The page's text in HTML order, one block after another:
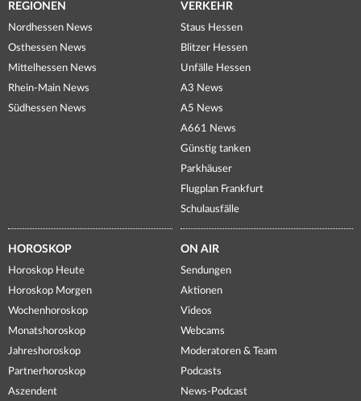
REGIONEN
Nordhessen News
Osthessen News
Mittelhessen News
Rhein-Main News
Südhessen News
VERKEHR
Staus Hessen
Blitzer Hessen
Unfälle Hessen
A3 News
A5 News
A661 News
Günstig tanken
Parkhäuser
Flugplan Frankfurt
Schulausfälle
HOROSKOP
Horoskop Heute
Horoskop Morgen
Wochenhoroskop
Monatshoroskop
Jahreshoroskop
Partnerhoroskop
Aszendent
ON AIR
Sendungen
Aktionen
Videos
Webcams
Moderatoren & Team
Podcasts
News-Podcast